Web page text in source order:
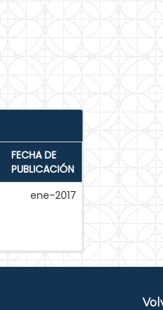
FECHA DE
PUBLICACIÓN
ene-2017